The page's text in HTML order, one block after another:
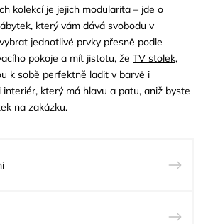
kolekcí je jejich modularita – jde o
který vám dává svobodu v
jednotlivé prvky přesně podle
pokoje a mít jistotu, že TV stolek,
k sobě perfektně ladit v barvě i
který má hlavu a patu, aniž byste
na zakázku.